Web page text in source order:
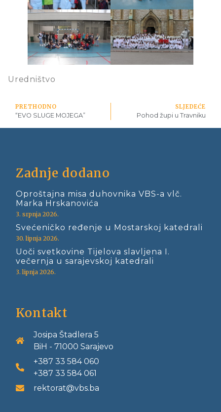
Uredništvo
PRETHODNO
“EVO SLUGE MOJEGA”
SLJEDEĆE
Pohod župi u Travniku
Zadnje dodano
Oproštajna misa duhovnika VBS-a vlč.
Marka Hrskanovića
3. srpnja 2026.
Svećeničko ređenje u Mostarskoj katedrali
30. lipnja 2026.
Uoči svetkovine Tijelova slavljena I.
večernja u sarajevskoj katedrali
3. lipnja 2026.
Kontakt
Josipa Štadlera 5
BiH - 71000 Sarajevo
+387 33 584 060
+387 33 584 061
rektorat@vbs.ba